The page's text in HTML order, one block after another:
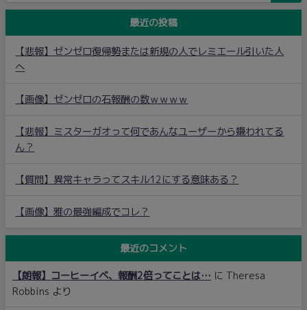
最近の投稿
【悲報】ゼンゼロ復帰勢または新規の人でレミエール引いた人
へ
【画像】ゼンゼロの石報酬の数ｗｗｗｗ
【悲報】ミスターガオって何であんなユーザーから嫌われてる
ん？
【質問】異常キャラってスキル12にする意味ある？
【画像】雅の最強編成でコレ？
最近のコメント
【朗報】コーヒーイベ、報酬2倍ってことは… に Theresa
Robbins より